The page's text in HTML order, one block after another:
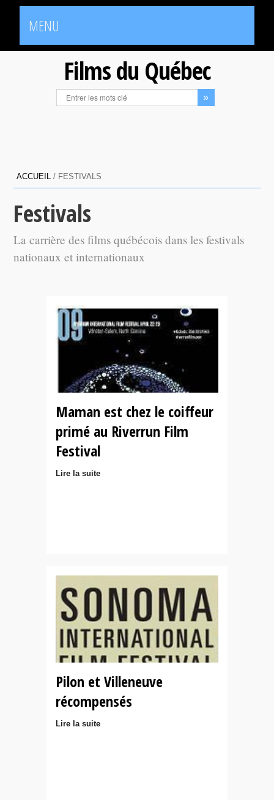
MENU
Films du Québec
ACCUEIL / FESTIVALS
Festivals
La carrière des films québécois dans les festivals
nationaux et internationaux
Maman est chez le coiffeur
primé au Riverrun Film
Festival
Lire la suite
Pilon et Villeneuve
récompensés
Lire la suite